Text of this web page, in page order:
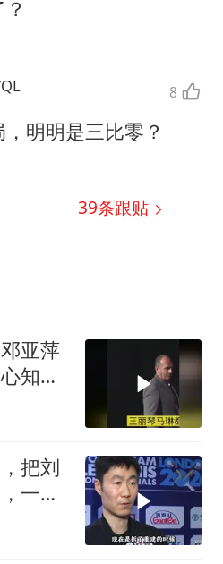
8
明明是三比零？
39条跟贴
亚萍
知肚
把刘
一颗